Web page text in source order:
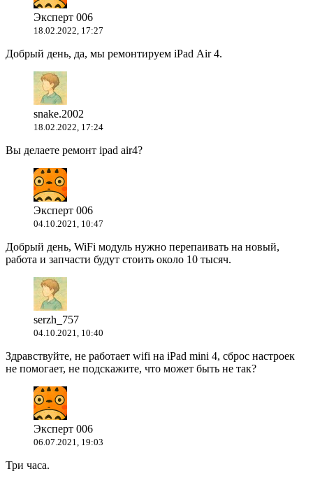
Эксперт 006
18.02.2022, 17:27
Добрый день, да, мы ремонтируем iPad Air 4.
snake.2002
18.02.2022, 17:24
Вы делаете ремонт ipad air4?
Эксперт 006
04.10.2021, 10:47
Добрый день, WiFi модуль нужно перепаивать на новый,
работа и запчасти будут стоить около 10 тысяч.
serzh_757
04.10.2021, 10:40
Здравствуйте, не работает wifi на iPad mini 4, сброс настроек
не помогает, не подскажите, что может быть не так?
Эксперт 006
06.07.2021, 19:03
Три часа.